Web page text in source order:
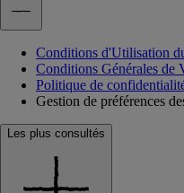
Conditions d'Utilisation
Conditions Générales de
Politique de
Gestion de préférences
Les plus consultés